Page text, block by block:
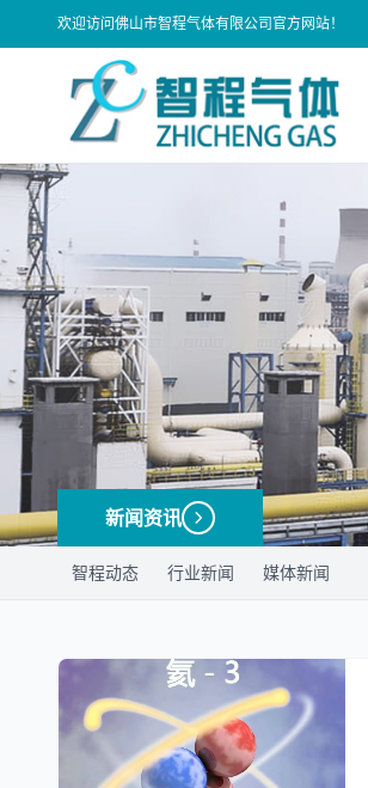
欢迎访问佛山市智程气体有限公司官方网站！
新闻资讯
智程动态 行业新闻 媒体新闻